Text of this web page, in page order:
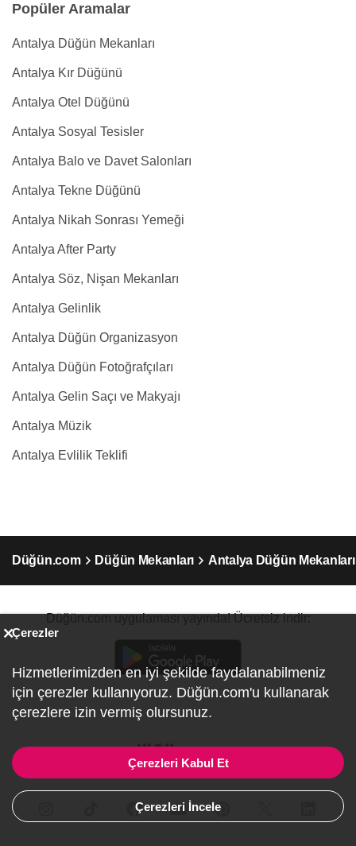
Popüler Aramalar
Antalya Düğün Mekanları
Antalya Kır Düğünü
Antalya Otel Düğünü
Antalya Sosyal Tesisler
Antalya Balo ve Davet Salonları
Antalya Tekne Düğünü
Antalya Nikah Sonrası Yemeği
Antalya After Party
Antalya Söz, Nişan Mekanları
Antalya Gelinlik
Antalya Düğün Organizasyon
Antalya Düğün Fotoğrafçıları
Antalya Gelin Saçı ve Makyajı
Antalya Müzik
Antalya Evlilik Teklifi
Düğün.com Düğün Mekanları Antalya Düğün Mekanları
Düğün.com uygulaması yayında! Ücretsiz indir:
Çerezler
Hizmetlerimizden en iyi şekilde faydalanabilmeniz
için çerezler kullanıyoruz. Düğün.com'u kullanarak
çerezlere izin vermiş olursunuz.
Çerezleri Kabul Et
Çerezleri İncele